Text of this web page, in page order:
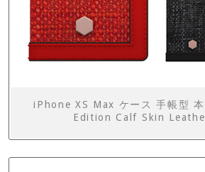
iPhone XS Max ケース 手帳型
Edition Calf Skin